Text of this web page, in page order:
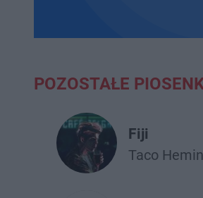
POZOSTAŁE
Fiji
Taco